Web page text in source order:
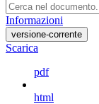
Informazioni
versione-corrente
Scarica
pdf
html